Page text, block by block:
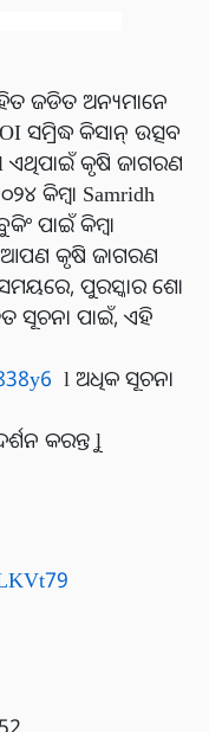
ଜଡିତ ଅନ୍ୟମାନେ
ସମ୍ରିଦ୍ଧ କିସାନ୍ ଉତ୍ସବ
ଏଥିପାଇଁ କୃଷି ଜାଗରଣ
କିମ୍ବା Samridh
ପାଇଁ କିମ୍ବା
ଆପଣ କୃଷି ଜାଗରଣ
ପୁରସ୍କାର ଶୋ
ସୂଚନା ପାଇଁ, ଏହି
l ଅଧିକ ସୂଚନା
କରନ୍ତୁ l